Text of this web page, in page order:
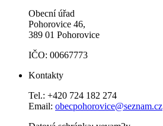
Obecní úřad
Pohorovice 46,
389 01 Pohorovice
IČO: 00667773
Kontakty
Tel.: +420 724 182 274
Email: obecpohorovice@seznam.cz